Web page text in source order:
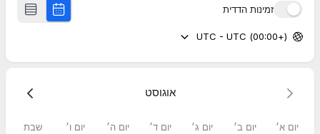
זמינות הדדית
(+00:00) UTC - UTC
אוגוסט
יום א׳ יום ב׳ יום ג׳ יום ד׳ יום ה׳ יום ו׳ שבת